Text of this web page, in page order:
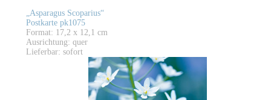
„Asparagus Scoparius“
Postkarte pk1075
Format: 17,2 x 12,1 cm
Ausrichtung: quer
Lieferbar: sofort